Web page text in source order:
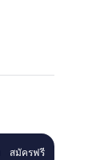
สมัครฟรี